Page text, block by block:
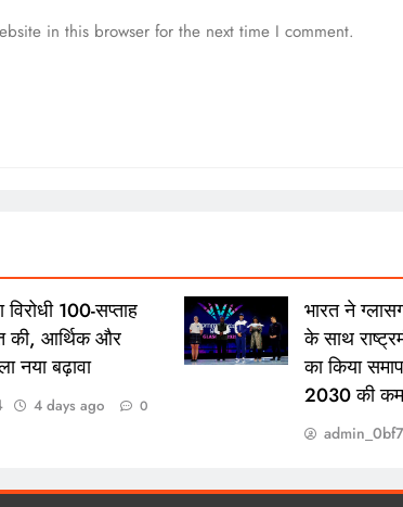
in this browser for the next time I comment.
100-सप्ताह
की, आर्थिक और
नया बढ़ावा
4 days ago 0
भारत ने
के साथ
का किया
2030 की
नशा विरोधी 100-सप्ताह
की, आर्थिक और
मिला नया बढ़ावा
भारत ने